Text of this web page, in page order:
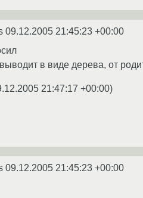
09.12.2005 21:45:23 +00:00
в виде дерева, от
21:47:17 +00:00)
09.12.2005 21:45:23 +00:00